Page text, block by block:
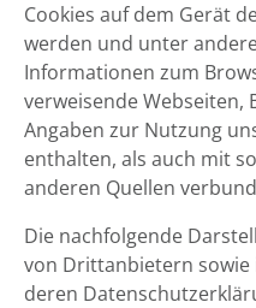
Cookies auf dem Gerät
werden und unter
Informationen zum
verweisende Webseiten,
Angaben zur Nutzung
enthalten, als auch mit
anderen Quellen
Die nachfolgende
von Drittanbietern sowie
deren